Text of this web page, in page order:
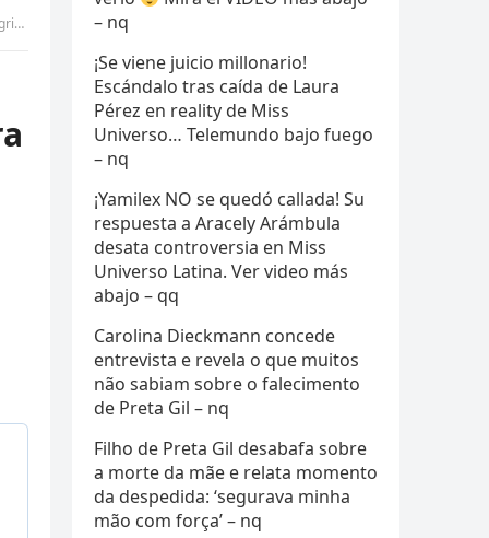
– nq
¡Se viene juicio millonario!
Escándalo tras caída de Laura
Pérez en reality de Miss
Universo… Telemundo bajo fuego
– nq
¡Yamilex NO se quedó callada! Su
respuesta a Aracely Arámbula
desata controversia en Miss
Universo Latina. Ver video más
abajo – qq
Carolina Dieckmann concede
entrevista e revela o que muitos
não sabiam sobre o falecimento
de Preta Gil – nq
Filho de Preta Gil desabafa sobre
a morte da mãe e relata momento
da despedida: ‘segurava minha
mão com força’ – nq